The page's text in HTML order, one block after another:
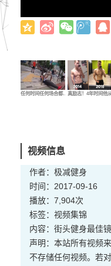
任何时间任何场合都… 真励志！4年时间他
视频信息
作者：极减健身
时间：2017-09-16
播放：7,904次
标签： 视频集锦
内容：街头健身最佳
声明：本站所有视频
不存储任何视频。若